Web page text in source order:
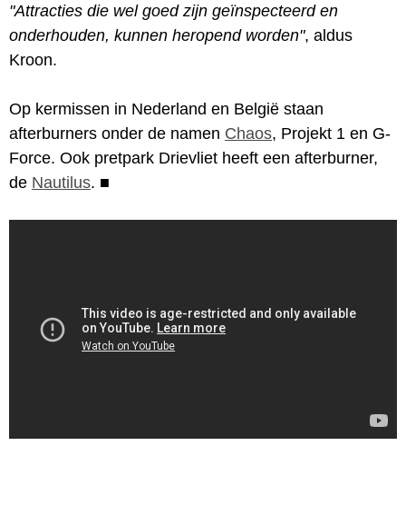
"Attracties die wel goed zijn geïnspecteerd en
onderhouden, kunnen heropend worden", aldus
Kroon.
Op kermissen in Nederland en België staan
afterburners onder de namen Chaos, Projekt 1 en G-
Force. Ook pretpark Drievliet heeft een afterburner,
de Nautilus. ■